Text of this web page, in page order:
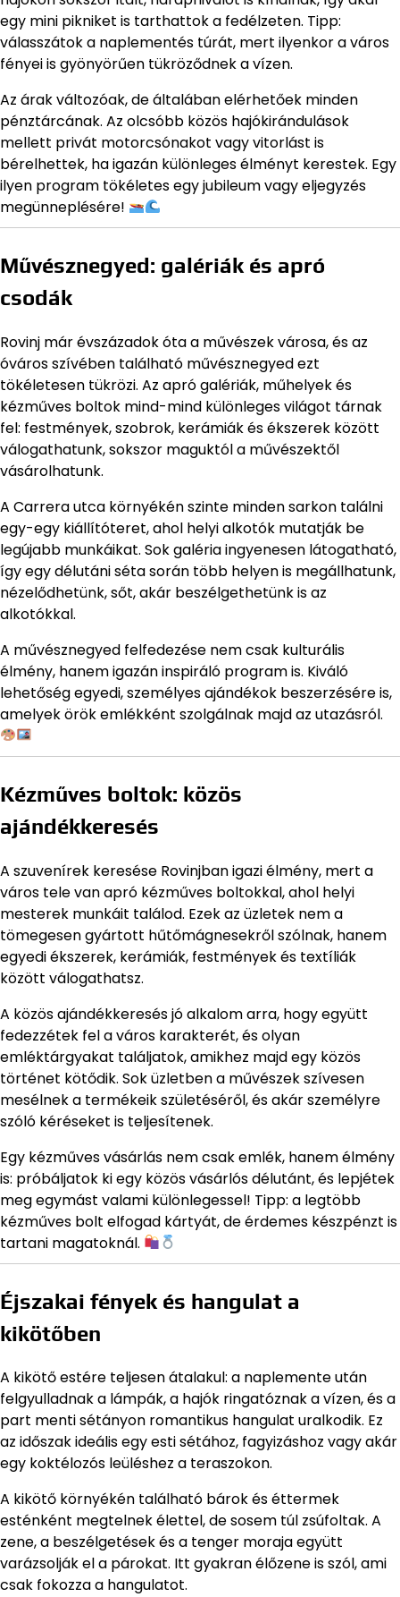
egy mini pikniket is tarthattok a fedélzeten. Tipp:
válasszátok a naplementés túrát, mert ilyenkor a város
fényei is gyönyörűen tükröződnek a vízen.
Az árak változóak, de általában elérhetőek minden
pénztárcának. Az olcsóbb közös hajókirándulások
mellett privát motorcsónakot vagy vitorlást is
bérelhettek, ha igazán különleges élményt kerestek. Egy
ilyen program tökéletes egy jubileum vagy eljegyzés
megünneplésére!
Művésznegyed: galériák és apró
csodák
Rovinj már évszázadok óta a művészek városa, és az
óváros szívében található művésznegyed ezt
tökéletesen tükrözi. Az apró galériák, műhelyek és
kézműves boltok mind-mind különleges világot tárnak
fel: festmények, szobrok, kerámiák és ékszerek között
válogathatunk, sokszor maguktól a művészektől
vásárolhatunk.
A Carrera utca környékén szinte minden sarkon találni
egy-egy kiállítóteret, ahol helyi alkotók mutatják be
legújabb munkáikat. Sok galéria ingyenesen látogatható,
így egy délutáni séta során több helyen is megállhatunk,
nézelődhetünk, sőt, akár beszélgethetünk is az
alkotókkal.
A művésznegyed felfedezése nem csak kulturális
élmény, hanem igazán inspiráló program is. Kiváló
lehetőség egyedi, személyes ajándékok beszerzésére is,
amelyek örök emlékként szolgálnak majd az utazásról.
Kézműves boltok: közös
ajándékkeresés
A szuvenírek keresése Rovinjban igazi élmény, mert a
város tele van apró kézműves boltokkal, ahol helyi
mesterek munkáit találod. Ezek az üzletek nem a
tömegesen gyártott hűtőmágnesekről szólnak, hanem
egyedi ékszerek, kerámiák, festmények és textíliák
között válogathatsz.
A közös ajándékkeresés jó alkalom arra, hogy együtt
fedezzétek fel a város karakterét, és olyan
emléktárgyakat találjatok, amikhez majd egy közös
történet kötődik. Sok üzletben a művészek szívesen
mesélnek a termékeik születéséről, és akár személyre
szóló kéréseket is teljesítenek.
Egy kézműves vásárlás nem csak emlék, hanem élmény
is: próbáljatok ki egy közös vásárlós délutánt, és lepjétek
meg egymást valami különlegessel! Tipp: a legtöbb
kézműves bolt elfogad kártyát, de érdemes készpénzt is
tartani magatoknál.
Éjszakai fények és hangulat a
kikötőben
A kikötő estére teljesen átalakul: a naplemente után
felgyulladnak a lámpák, a hajók ringatóznak a vízen, és a
part menti sétányon romantikus hangulat uralkodik. Ez
az időszak ideális egy esti sétához, fagyizáshoz vagy akár
egy koktélozós leüléshez a teraszokon.
A kikötő környékén található bárok és éttermek
esténként megtelnek élettel, de sosem túl zsúfoltak. A
zene, a beszélgetések és a tenger moraja együtt
varázsolják el a párokat. Itt gyakran élőzene is szól, ami
csak fokozza a hangulatot.